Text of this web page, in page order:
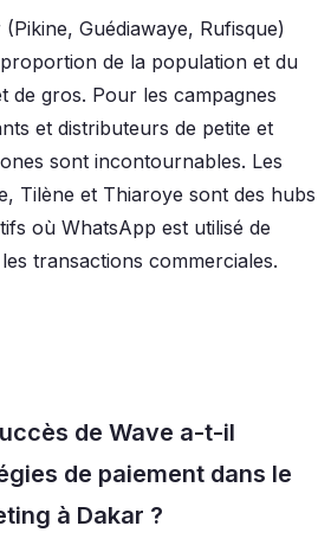
Guédiawaye, Rufisque)
de la population et du
de gros. Pour les campagnes
et distributeurs de petite et
sont incontournables. Les
Tilène et Thiaroye sont des hubs
où WhatsApp est utilisé de
transactions commerciales.
de Wave a-t-il
de paiement dans le
à Dakar ?